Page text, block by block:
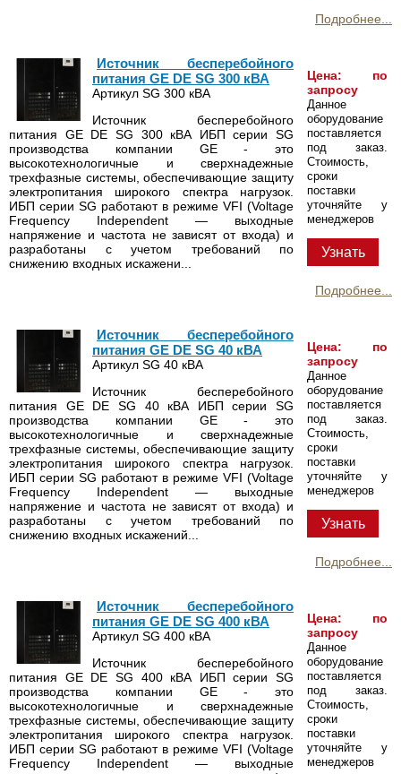
Подробнее...
Цена: по
запросу
Данное
оборудование
поставляется
под заказ.
Стоимость,
сроки
поставки
уточняйте у
менеджеров
Узнать
Источник бесперебойного
питания GE DE SG 300 кВА
Артикул SG 300 кВА
Источник бесперебойного
питания GE DE SG 300 кВА ИБП серии SG
производства компании GE - это
высокотехнологичные и сверхнадежные
трехфазные системы, обеспечивающие защиту
электропитания широкого спектра нагрузок.
ИБП серии SG работают в режиме VFI (Voltage
Frequency Independent — выходные
напряжение и частота не зависят от входа) и
разработаны с учетом требований по
снижению входных искажени...
Подробнее...
Цена: по
запросу
Данное
оборудование
поставляется
под заказ.
Стоимость,
сроки
поставки
уточняйте у
менеджеров
Узнать
Источник бесперебойного
питания GE DE SG 40 кВА
Артикул SG 40 кВА
Источник бесперебойного
питания GE DE SG 40 кВА ИБП серии SG
производства компании GE - это
высокотехнологичные и сверхнадежные
трехфазные системы, обеспечивающие защиту
электропитания широкого спектра нагрузок.
ИБП серии SG работают в режиме VFI (Voltage
Frequency Independent — выходные
напряжение и частота не зависят от входа) и
разработаны с учетом требований по
снижению входных искажений...
Подробнее...
Цена: по
запросу
Данное
оборудование
поставляется
под заказ.
Стоимость,
сроки
поставки
уточняйте у
менеджеров
Источник бесперебойного
питания GE DE SG 400 кВА
Артикул SG 400 кВА
Источник бесперебойного
питания GE DE SG 400 кВА ИБП серии SG
производства компании GE - это
высокотехнологичные и сверхнадежные
трехфазные системы, обеспечивающие защиту
электропитания широкого спектра нагрузок.
ИБП серии SG работают в режиме VFI (Voltage
Frequency Independent — выходные